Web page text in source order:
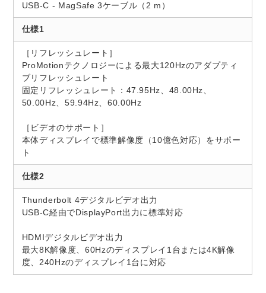
USB-C - MagSafe 3ケーブル（2 m）
仕様1
［リフレッシュレート］
ProMotionテクノロジーによる最大120Hzのアダプティ
ブリフレッシュレート
固定リフレッシュレート：47.95Hz、48.00Hz、
50.00Hz、59.94Hz、60.00Hz
［ビデオのサポート］
本体ディスプレイで標準解像度（10億色対応）をサポー
ト
仕様2
Thunderbolt 4デジタルビデオ出力
USB-C経由でDisplayPort出力に標準対応
HDMIデジタルビデオ出力
最大8K解像度、60Hzのディスプレイ1台または4K解像
度、240Hzのディスプレイ1台に対応